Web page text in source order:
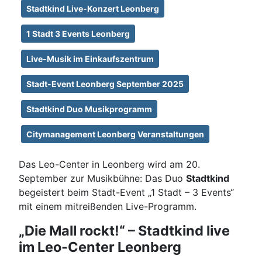
Stadtkind Live-Konzert Leonberg
1 Stadt 3 Events Leonberg
Live-Musik im Einkaufszentrum
Stadt-Event Leonberg September 2025
Stadtkind Duo Musikprogramm
Citymanagement Leonberg Veranstaltungen
Das Leo-Center in Leonberg wird am 20.
September zur Musikbühne: Das Duo Stadtkind
begeistert beim Stadt-Event „1 Stadt – 3 Events“
mit einem mitreißenden Live-Programm.
„Die Mall rockt!“ – Stadtkind live
im Leo-Center Leonberg